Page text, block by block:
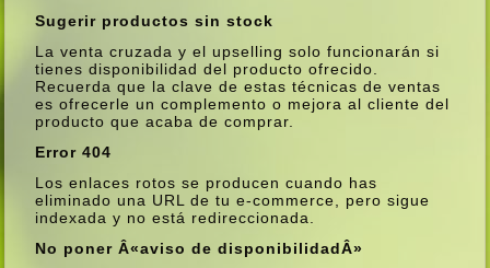
Sugerir productos sin stock
La venta cruzada y el upselling solo funcionarán si
tienes disponibilidad del producto ofrecido.
Recuerda que la clave de estas técnicas de ventas
es ofrecerle un complemento o mejora al cliente del
producto que acaba de comprar.
Error 404
Los enlaces rotos se producen cuando has
eliminado una URL de tu e-commerce, pero sigue
indexada y no está redireccionada.
No poner Â«aviso de disponibilidadÂ»